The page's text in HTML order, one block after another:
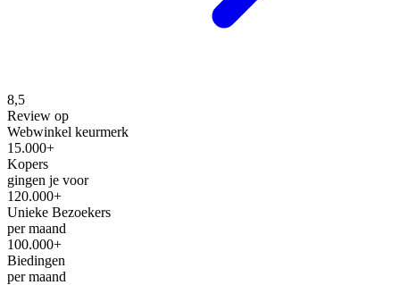
8,5
Review op
Webwinkel keurmerk
15.000+
Kopers
gingen je voor
120.000+
Unieke Bezoekers
per maand
100.000+
Biedingen
per maand